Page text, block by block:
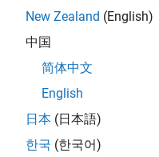
best solution to a
New Zealand (English)
中国
简体中文
English
日本 (日本語)
한국 (한국어)